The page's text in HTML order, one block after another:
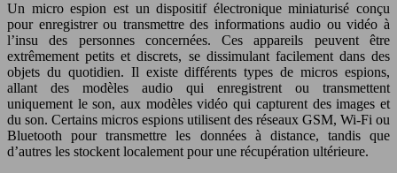
Un micro espion est un dispositif électronique miniaturisé conçu
pour enregistrer ou transmettre des informations audio ou vidéo à
l’insu des personnes concernées. Ces appareils peuvent être
extrêmement petits et discrets, se dissimulant facilement dans des
objets du quotidien. Il existe différents types de micros espions,
allant des modèles audio qui enregistrent ou transmettent
uniquement le son, aux modèles vidéo qui capturent des images et
du son. Certains micros espions utilisent des réseaux GSM, Wi-Fi ou
Bluetooth pour transmettre les données à distance, tandis que
d’autres les stockent localement pour une récupération ultérieure.